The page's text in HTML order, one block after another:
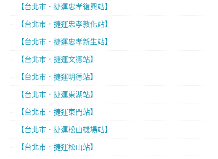
【台北市．捷運忠孝復興站】
【台北市．捷運忠孝敦化站】
【台北市．捷運忠孝新生站】
【台北市．捷運文德站】
【台北市．捷運明德站】
【台北市．捷運東湖站】
【台北市．捷運東門站】
【台北市．捷運松山機場站】
【台北市．捷運松山站】